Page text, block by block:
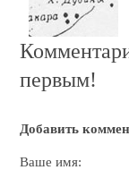
первым!
Добавить
Ваше имя: